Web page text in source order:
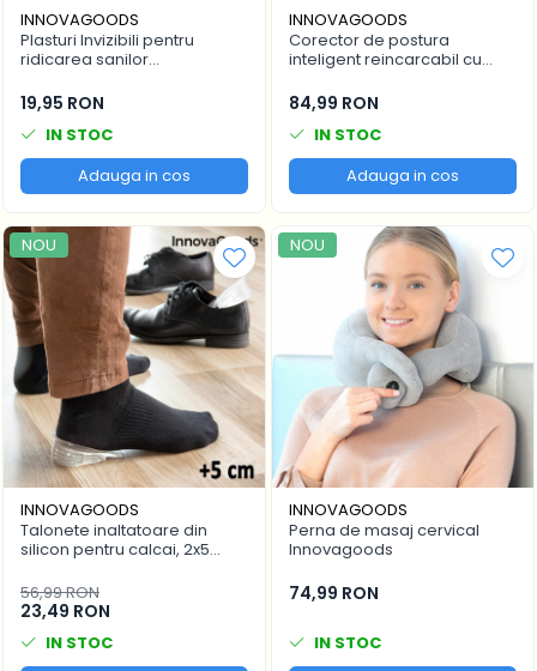
INNOVAGOODS
Plasturi Invizibili pentru
ridicarea sanilor
de bucati
19,95 RON
IN STOC
Adauga in cos
INNOVAGOODS
Corector de postura
inteligent reincarcabil cu
Wellness Care
84,99 RON
IN STOC
Adauga in cos
NOU
INNOVAGOODS
Talonete inaltatoare din
silicon pentru calcai, 2x5
56,99 RON
23,49 RON
IN STOC
NOU
INNOVAGOODS
Perna de masaj cervical
Innovagoods
74,99 RON
IN STOC